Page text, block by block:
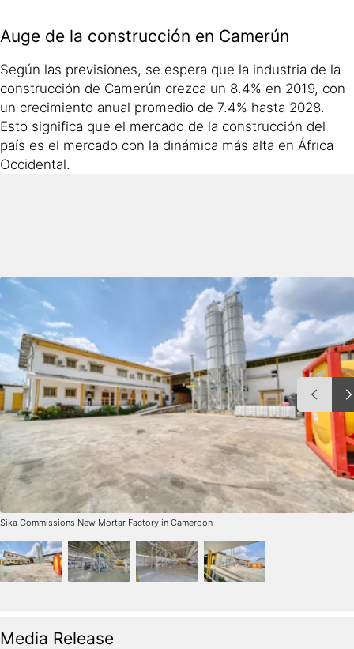
Auge de la construcción en Camerún
Según las previsiones, se espera que la industria de la
construcción de Camerún crezca un 8.4% en 2019, con
un crecimiento anual promedio de 7.4% hasta 2028.
Esto significa que el mercado de la construcción del
país es el mercado con la dinámica más alta en África
Occidental.
Sika Commissions New Mortar Factory in Cameroon
Media Release